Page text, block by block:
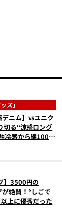
ズ」
デニム】vsユニク
切る“涼感ロング
冷感から綿100%
】3500円の
が絶賛！“しごで
上に優秀だった